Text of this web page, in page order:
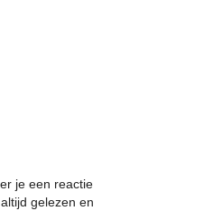
je een reactie
gelezen en